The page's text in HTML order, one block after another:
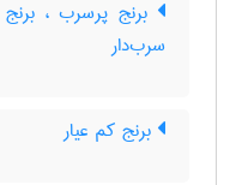
برنج پرسرب ،
سرب‌دار
برنج کم عیار